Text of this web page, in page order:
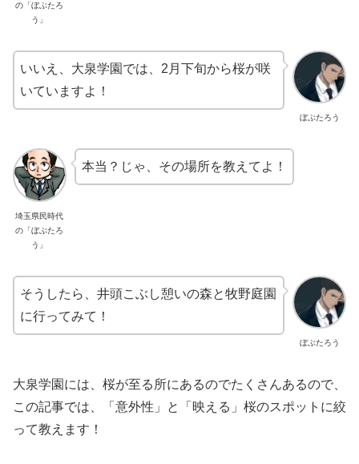
の「ぼぶたろ
う」
ぼぶたろう
いいえ、大泉学園では、2月下旬から桜が咲
いていますよ！
埼玉県民時代
の「ぼぶたろ
う」
本当？じゃ、その場所を教えてよ！
ぼぶたろう
そうしたら、井頭こぶし憩いの森と牧野庭園
に行ってみて！
大泉学園には、桜が至る所にあるのでたくさんあるので、
この記事では、「意外性」と「映える」桜のスポットに絞
って教えます！